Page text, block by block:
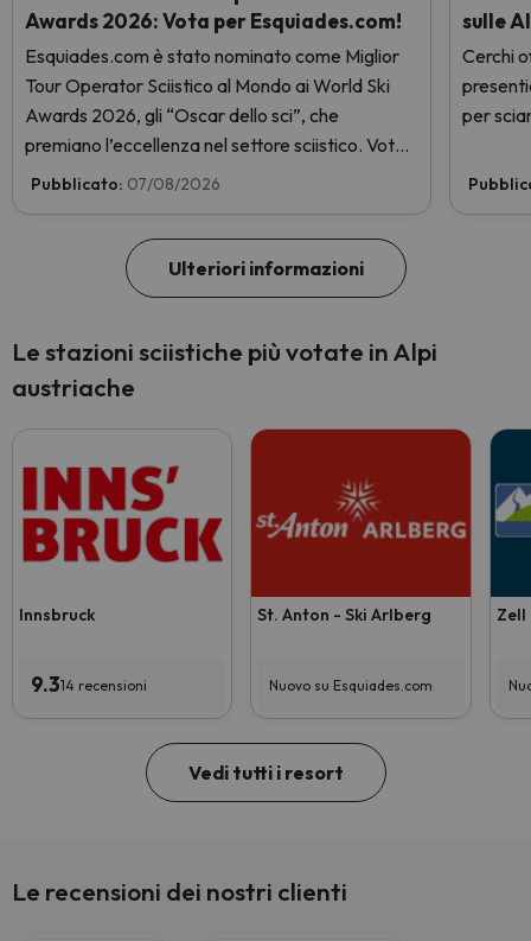
Awards 2026: Vota per Esquiades.com!
Esquiades.com è stato nominato come Miglior
Tour Operator Sciistico al Mondo ai World Ski
Awards 2026, gli “Oscar dello sci”, che
premiano l’eccellenza nel settore sciistico. Vota
subito e aiutaci a arrivare in cima!
Pubblicato: 07/08/2026
sulle
Cerchi
per
Ulteriori informazioni
Le stazioni sciistiche più votate in Alpi
austriache
Innsbruck
9.314 recensioni
St. Anton - Ski Arlberg
Nuovo su Esquiades.com
Zell
Vedi tutti i resort
Le recensioni dei nostri clienti